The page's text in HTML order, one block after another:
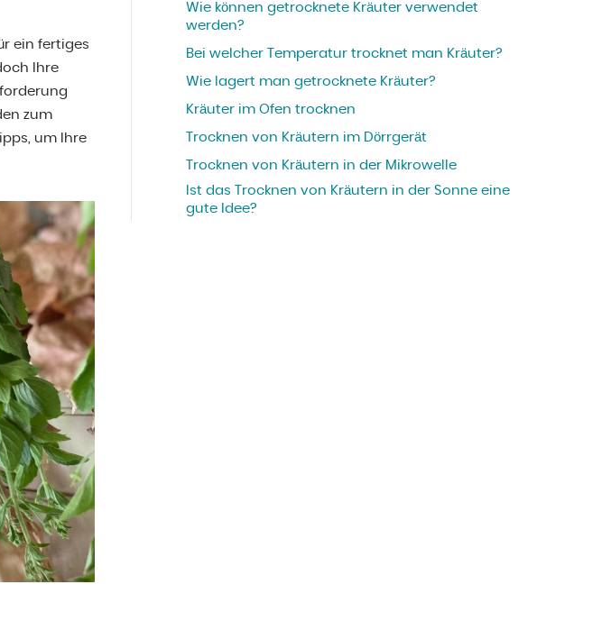
ein fertiges
Ihre
zum
um Ihre
Wie können getrocknete Kräuter verwendet
werden?
Bei welcher Temperatur trocknet man Kräuter?
Wie lagert man getrocknete Kräuter?
Kräuter im Ofen trocknen
Trocknen von Kräutern im Dörrgerät
Trocknen von Kräutern in der Mikrowelle
Ist das Trocknen von Kräutern in der Sonne eine
gute Idee?